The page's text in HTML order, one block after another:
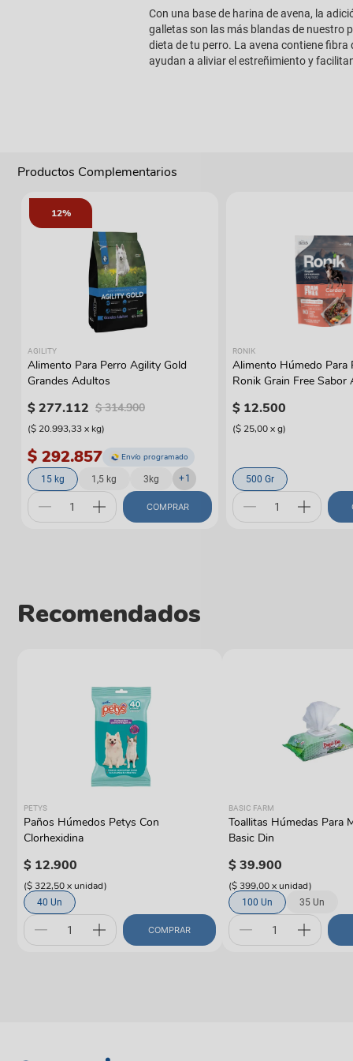
Con una base de harina de avena, la
galletas son las más blandas de nuestro
dieta de tu perro. La avena contiene fibra
ayudan a aliviar el estreñimiento y
Productos Complementarios
12%
AGILITY
Alimento Para Perro Agility Gold
Grandes Adultos
$277.112 $ 314.900
($ 20.993,33x kg)
$ 292.857 Envío programado
15 kg 1,5 kg 3kg +1
COMPRAR
RONIK
Alimento Húmedo Para
Ronik Grain Free Sabor
$ 12.500
($ 25,00xg)
500 Gr
Recomendados
PETYS
Paños Húmedos Petys Con
Clorhexidina
$ 12.900
($ 322,50xunidad)
40 Un
COMPRAR
BASIC FARM
Toallitas Húmedas Para
Basic Din
$39.900
($ 399,00xunidad)
100 Un 35 Un